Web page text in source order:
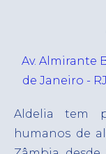
Aquisição
Busca ativa
Manutenção
Registro de
Nossa
PO
FR
Av. Almirante
de Janeiro -
Aldelia tem
humanos de